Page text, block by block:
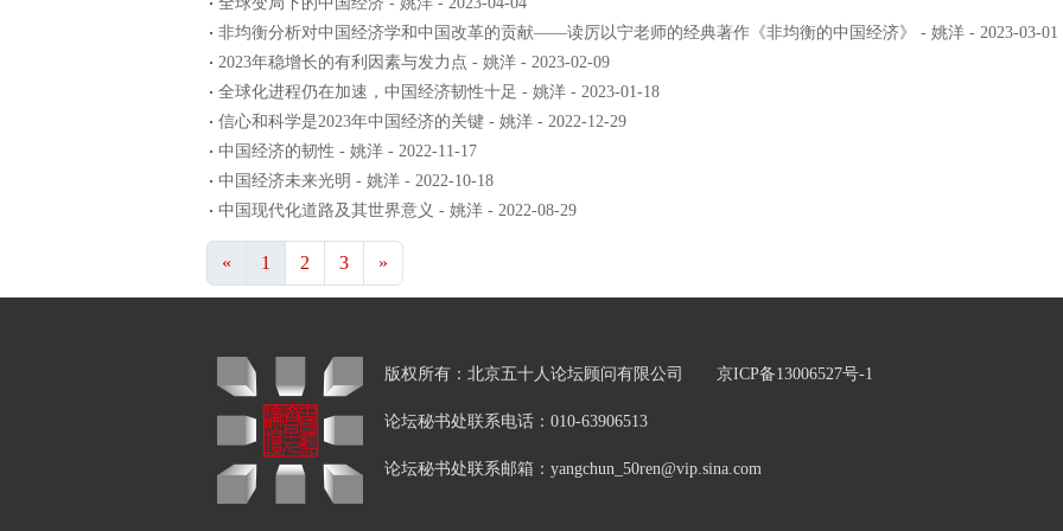
非均衡分析对中国经济学和中国改革的贡献——读厉以宁老师的经典著作《非均衡的中国经济》 - 姚洋 - 2023-03-01
2023年稳增长的有利因素与发力点 - 姚洋 - 2023-02-09
全球化进程仍在加速，中国经济韧性十足 - 姚洋 - 2023-01-18
信心和科学是2023年中国经济的关键 - 姚洋 - 2022-12-29
中国经济的韧性 - 姚洋 - 2022-11-17
中国经济未来光明 - 姚洋 - 2022-10-18
中国现代化道路及其世界意义 - 姚洋 - 2022-08-29
« 1 2 3 »
版权所有：北京五十人论坛顾问有限公司 京ICP备13006527号-1
论坛秘书处联系电话：010-63906513
论坛秘书处联系邮箱：yangchun_50ren@vip.sina.com